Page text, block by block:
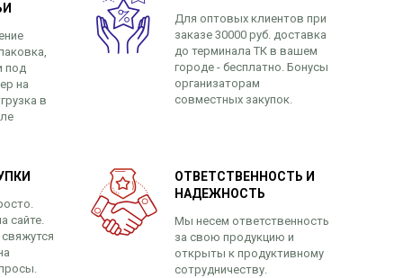
под
на
в
Для оптовых клиентов при
заказе 30000 руб. доставка
до терминала ТК в вашем
городе - бесплатно. Бонусы
организаторам
совместных закупок.
сайте.
ОТВЕТСТВЕННОСТЬ И
НАДЕЖНОСТЬ
Мы несем ответственность
за свою продукцию и
открыты к продуктивному
сотрудничеству.